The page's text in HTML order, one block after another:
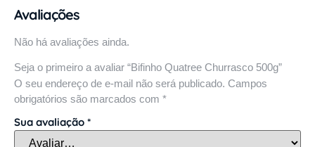
Avaliações
Não há avaliações ainda.
Seja o primeiro a avaliar “Bifinho Quatree Churrasco 500g”
O seu endereço de e-mail não será publicado. Campos
obrigatórios são marcados com *
Sua avaliação *